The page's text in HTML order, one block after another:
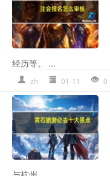
经历等。 ...
zh 01-11 0